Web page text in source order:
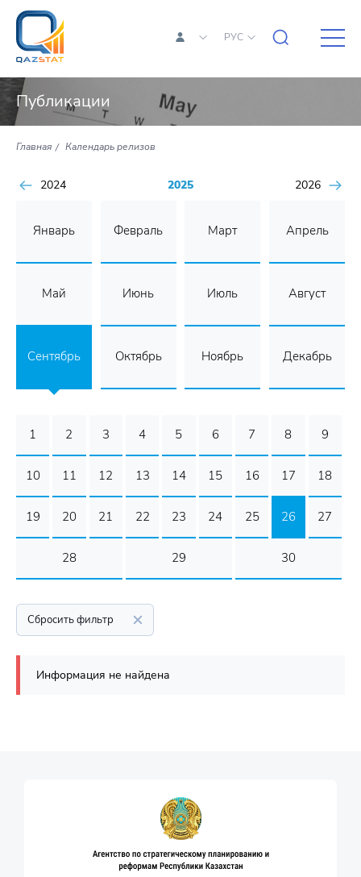
РУС
Публикации
Главная Календарь релизов
2024 2025 2026
Январь Февраль Март Апрель
Май Июнь Июль Август
Сентябрь Октябрь Ноябрь Декабрь
1 2 3 4 5 6 7 8 9
10 11 12 13 14 15 16 17 18
19 20 21 22 23 24 25 26 27
28 29 30
Сбросить фильтр
Информация не найдена